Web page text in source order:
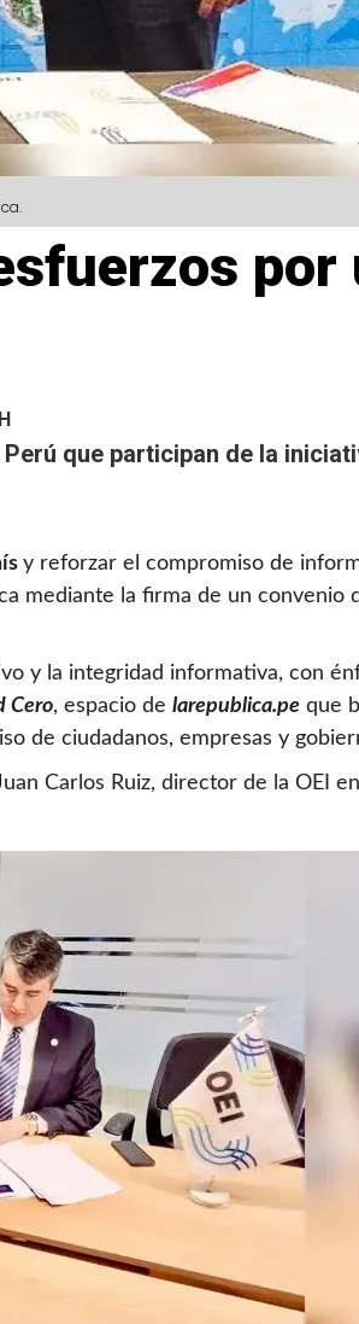
por
Perú que participan de la
y reforzar el compromiso de
mediante la firma de un convenio
y la integridad informativa, con
Cero, espacio de larepublica.pe que
de ciudadanos, empresas y
Carlos Ruiz, director de la OEI